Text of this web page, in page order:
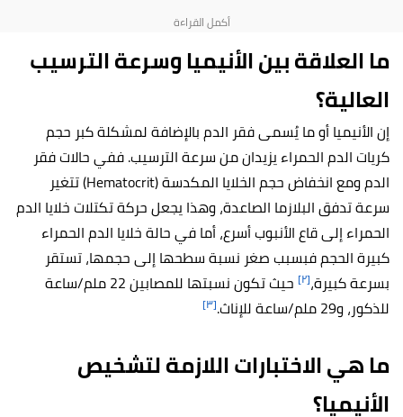
ما العلاقة بين الأنيميا وسرعة الترسيب
العالية؟
إن الأنيميا أو ما يُسمى فقر الدم بالإضافة لمشكلة كبر حجم
كريات الدم الحمراء يزيدان من سرعة الترسيب. ففي حالات فقر
الدم ومع انخفاض حجم الخلايا المكدسة (Hematocrit) تتغير
سرعة تدفق البلازما الصاعدة، وهذا يجعل حركة تكتلات خلايا الدم
الحمراء إلى قاع الأنبوب أسرع، أما في حالة خلايا الدم الحمراء
كبيرة الحجم فبسبب صغر نسبة سطحها إلى حجمها، تستقر
بسرعة كبيرة،[٢]
حيث تكون نسبتها للمصابين 22 ملم/ساعة
للذكور، و29 ملم/ساعة للإناث.
[٣]
ما هي الاختبارات اللازمة لتشخيص
الأنيميا؟